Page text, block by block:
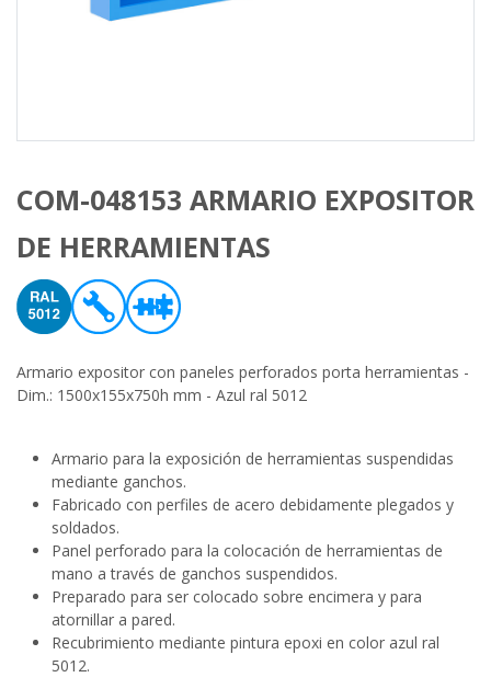
COM-048153 ARMARIO EXPOSITOR
DE HERRAMIENTAS
Armario expositor con paneles perforados porta herramientas -
Dim.: 1500x155x750h mm - Azul ral 5012
Armario para la exposición de herramientas suspendidas
mediante ganchos.
Fabricado con perfiles de acero debidamente plegados y
soldados.
Panel perforado para la colocación de herramientas de
mano a través de ganchos suspendidos.
Preparado para ser colocado sobre encimera y para
atornillar a pared.
Recubrimiento mediante pintura epoxi en color azul ral
5012.